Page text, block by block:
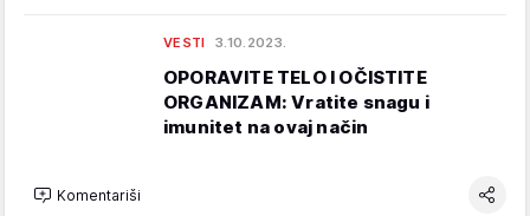
VESTI 3.10.2023.
OPORAVITE TELO I OČISTITE
ORGANIZAM: Vratite snagu i
imunitet na ovaj način
Komentariši